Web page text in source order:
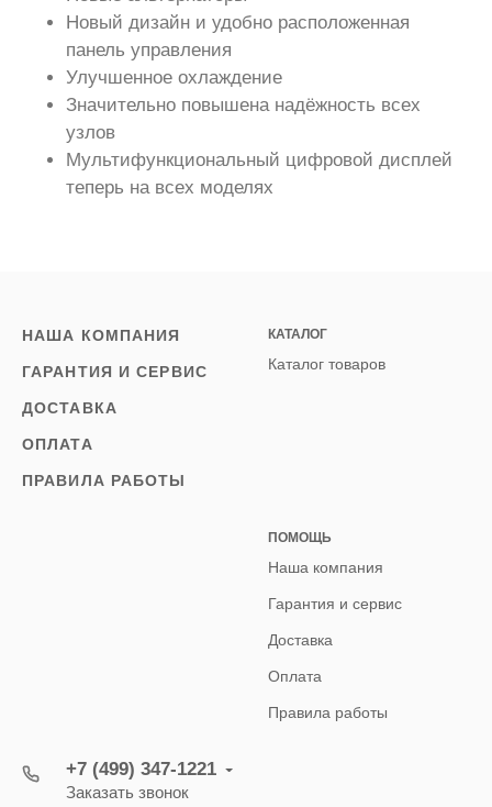
Новый дизайн и удобно расположенная
панель управления
Улучшенное охлаждение
Значительно повышена надёжность всех
узлов
Мультифункциональный цифровой дисплей
теперь на всех моделях
НАША КОМПАНИЯ
ГАРАНТИЯ И СЕРВИС
ДОСТАВКА
ОПЛАТА
ПРАВИЛА РАБОТЫ
КАТАЛОГ
Каталог товаров
ПОМОЩЬ
Наша компания
Гарантия и сервис
Доставка
Оплата
Правила работы
+7 (499) 347-1221
Заказать звонок